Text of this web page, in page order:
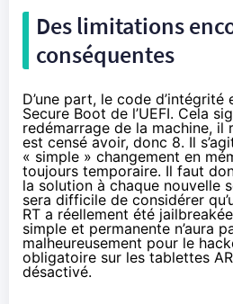
Des limitations
conséquentes
D’une part, le code
Secure Boot de l’UEFI. Cela
redémarrage de la machine, il
est censé avoir, donc 8. Il
« simple » changement en
toujours temporaire. Il faut
la solution à chaque nouvelle
sera difficile de considérer
RT a réellement été
simple et permanente n’aura
malheureusement pour le
obligatoire sur les tablettes
désactivé.